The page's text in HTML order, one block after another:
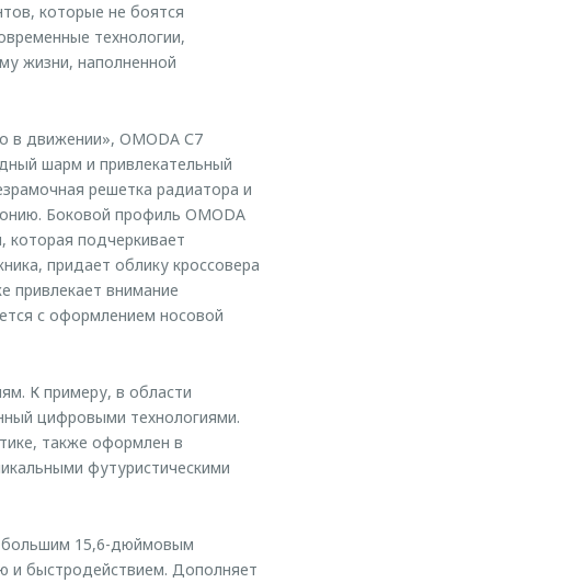
которые не боятся
технологии,
жизни, наполненной
в движении», OMODA С7
шарм и привлекательный
решетка радиатора и
Боковой профиль OMODA
подчеркивает
придает облику кроссовера
привлекает внимание
с оформлением носовой
К примеру, в области
цифровыми технологиями.
также оформлен в
футуристическими
большим 15,6-дюймовым
и быстродействием. Дополняет